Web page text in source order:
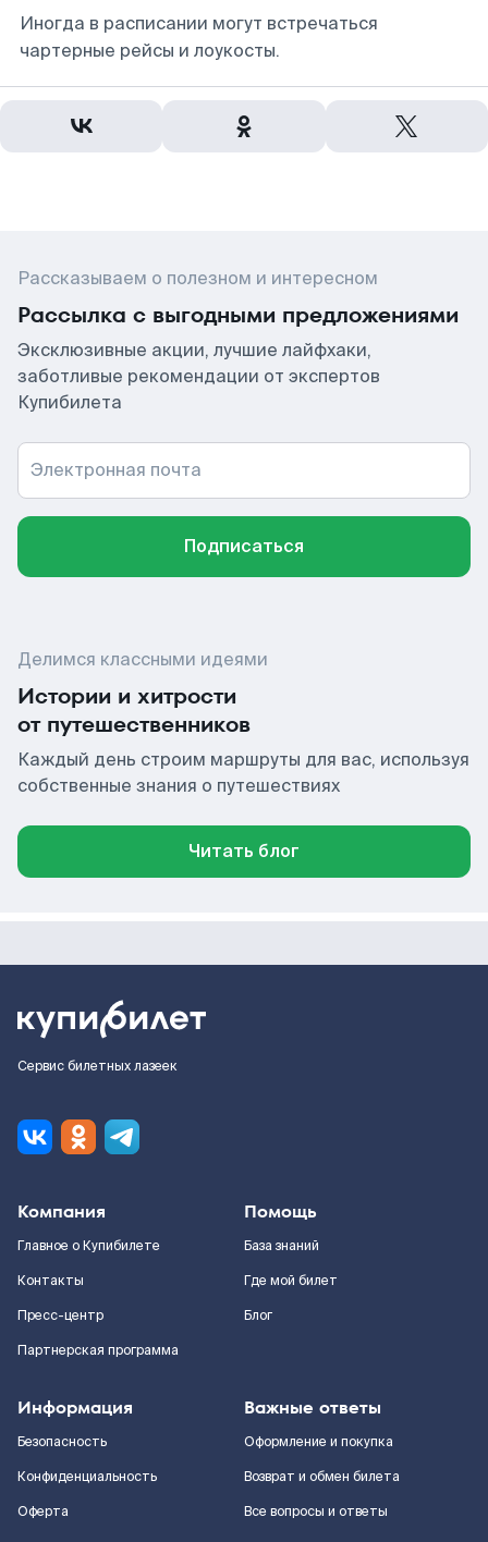
Иногда в расписании могут встречаться
чартерные рейсы и лоукосты.
Рассказываем о полезном и интересном
Рассылка с выгодными предложениями
Эксклюзивные акции, лучшие лайфхаки,
заботливые рекомендации от экспертов
Купибилета
Электронная почта
Подписаться
Делимся классными идеями
Истории и хитрости
от путешественников
Каждый день строим маршруты для вас, используя
собственные знания о путешествиях
Читать блог
Сервис билетных лазеек
Компания
Главное о Купибилете
Контакты
Пресс-центр
Партнерская программа
Помощь
База знаний
Где мой билет
Блог
Информация
Безопасность
Конфиденциальность
Оферта
Важные ответы
Оформление и покупка
Возврат и обмен билета
Все вопросы и ответы